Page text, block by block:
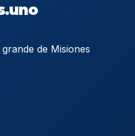
de Misiones